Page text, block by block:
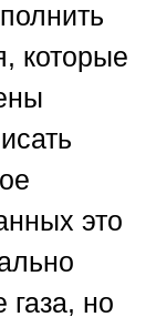
которые
это
газа, но